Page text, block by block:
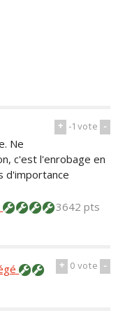
+ -1vote -
Ne
c'est l'enrobage en
d'importance
3642 pts
+ 0vote -